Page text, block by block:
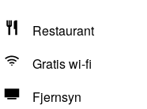
Restaurant
Gratis wi-fi
Fjernsyn